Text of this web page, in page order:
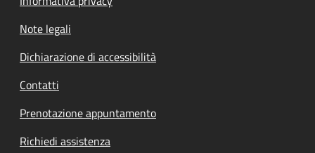
Note legali
Dichiarazione di accessibilità
Contatti
Prenotazione appuntamento
Richiedi assistenza